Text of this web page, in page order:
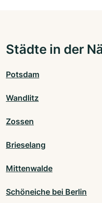
Städte in der
Potsdam
Wandlitz
Zossen
Brieselang
Mittenwalde
Schöneiche bei Berlin